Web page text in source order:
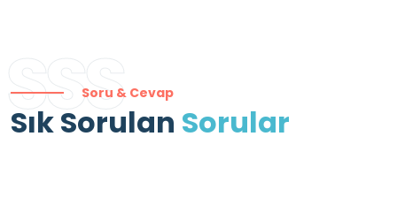
SSSSoru & Cevap
Sık Sorulan Sorular